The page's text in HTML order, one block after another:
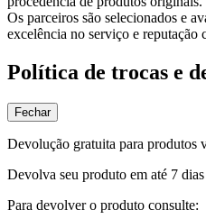
Os parceiros são selecionados e
excelência no serviço e reputação
Política de trocas e
Fechar
Devolução gratuita para produtos
Devolva seu produto em até 7
Para devolver o produto consulte: